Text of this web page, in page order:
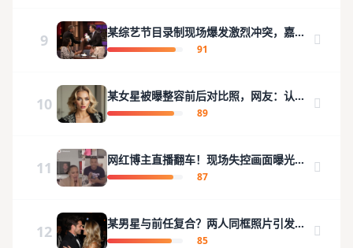
9
某综艺节目录制现场爆发激烈冲突，嘉宾
当场离场
91
10
某女星被曝整容前后对比照，网友：认不
出来了
89
11
网红博主直播翻车！现场失控画面曝光引
发热议
87
12
某男星与前任复合？两人同框照片引发猜
测
85